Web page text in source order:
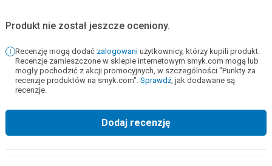
Produkt nie został jeszcze oceniony.
Recenzję mogą dodać zalogowani użytkownicy, którzy kupili produkt.
Recenzje zamieszczone w sklepie internetowym smyk.com mogą lub
mogły pochodzić z akcji promocyjnych, w szczególności "Punkty za
recenzje produktów na smyk.com". Sprawdź, jak dodawane są
recenzje.
Dodaj recenzję